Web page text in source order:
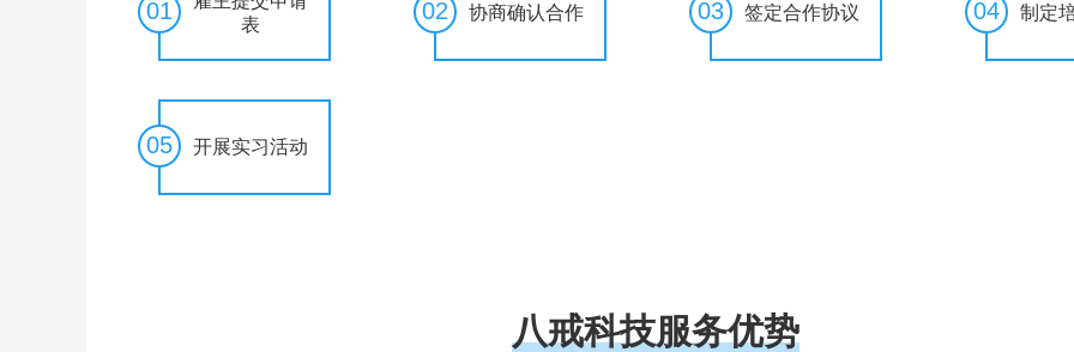
01
表
02 协商确认合作 03 签定合作协议 04 制定
05 开展实习活动
八戒科技服务优势